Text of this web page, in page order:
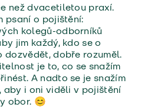
než dvacetiletou praxí.
psaní o pojištění:
kolegů-odborníků
jim každý, kdo se o
dobře rozuměl.
je to, co se snažím
A nadto se je snažím
i oni viděli v pojištění
obor. 😊